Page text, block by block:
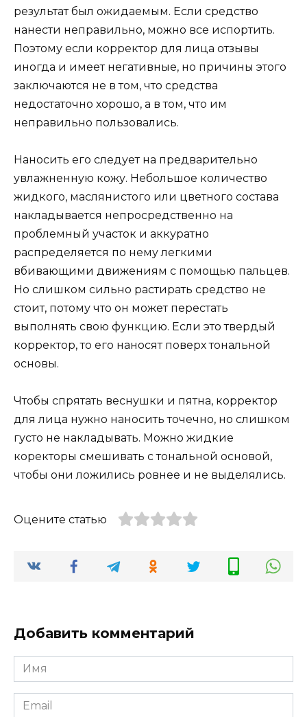
результат был ожидаемым. Если средство
нанести неправильно, можно все испортить.
Поэтому если корректор для лица отзывы
иногда и имеет негативные, но причины этого
заключаются не в том, что средства
недостаточно хорошо, а в том, что им
неправильно пользовались.
Наносить его следует на предварительно
увлажненную кожу. Небольшое количество
жидкого, маслянистого или цветного состава
накладывается непросредственно на
проблемный участок и аккуратно
распределяется по нему легкими
вбивающими движениям с помощью пальцев.
Но слишком сильно растирать средство не
стоит, потому что он может перестать
выполнять свою функцию. Если это твердый
корректор, то его наносят поверх тональной
основы.
Чтобы спрятать веснушки и пятна, корректор
для лица нужно наносить точечно, но слишком
густо не накладывать. Можно жидкие
коректоры смешивать с тональной основой,
чтобы они ложились ровнее и не выделялись.
Оцените статью
Добавить комментарий
Имя
*
Email